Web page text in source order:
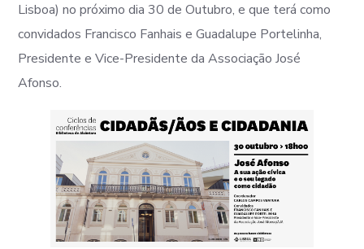
Lisboa) no próximo dia 30 de Outubro, e que terá como
convidados Francisco Fanhais e Guadalupe Portelinha,
Presidente e Vice-Presidente da Associação José
Afonso.